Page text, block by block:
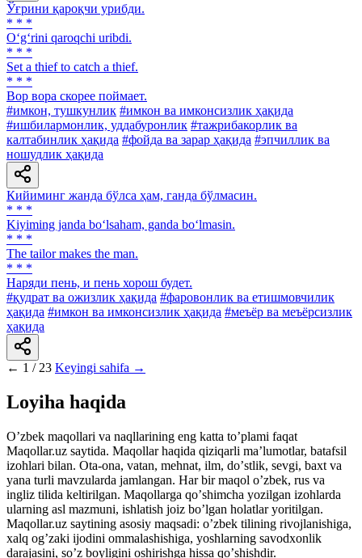
Ўғрини қароқчи урибди.
* * *
O‘g‘rini qaroqchi uribdi.
* * *
Set a thief to catch a thief.
* * *
Вор вора скорее поймает.
#имкон, тушкунлик #имкон ва имконсизлик ҳақида
#ишбилармонлик, уддабуронлик #тажрибакорлик ва
калтабинлик ҳақида #фойда ва зарар ҳақида #эпчиллик ва
ношудлик ҳақида
Кийиминг жанда бўлса ҳам, ганда бўлмасин.
* * *
Kiyiming janda bo‘lsaham, ganda bo‘lmasin.
* * *
The tailor makes the man.
* * *
Наряди пень, и пень хорош будет.
#қудрат ва ожизлик ҳақида #фаровонлик ва етишмовчилик
ҳақида #имкон ва имконсизлик ҳақида #меъёр ва меъёрсизлик
ҳақида
← 1 / 23 Keyingi sahifa →
Loyiha haqida
Oʼzbek maqollari va naqllarining eng katta toʼplami faqat
Maqollar.uz saytida. Maqollar haqida qiziqarli maʼlumotlar, batafsil
izohlari bilan. Ota-ona, vatan, mehnat, ilm, doʼstlik, sevgi, baxt va
yana turli mavzularda jamlangan. Har bir maqol oʼzbek, rus va
ingliz tilida keltirilgan. Maqollarga qoʼshimcha yozilgan izohlarda
ularning asl mazmuni, ishlatish joiz boʼlgan holatlar yoritilgan.
Maqollar.uz saytining asosiy maqsadi: oʼzbek tilining rivojlanishiga,
xalq ogʼzaki ijodini ommalashishiga, yoshlarning savodxonlik
darajasini, soʼz boyligini oshirishga hissa qoʼshishdir.